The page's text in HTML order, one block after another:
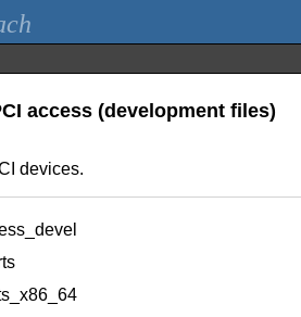
access (development files)
devices.